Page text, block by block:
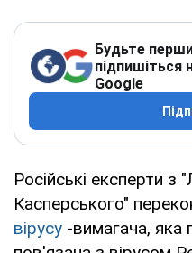
Будьте
підпишіться
Google
Російські експерти з
Касперського"
вірусу -вимагача, яка